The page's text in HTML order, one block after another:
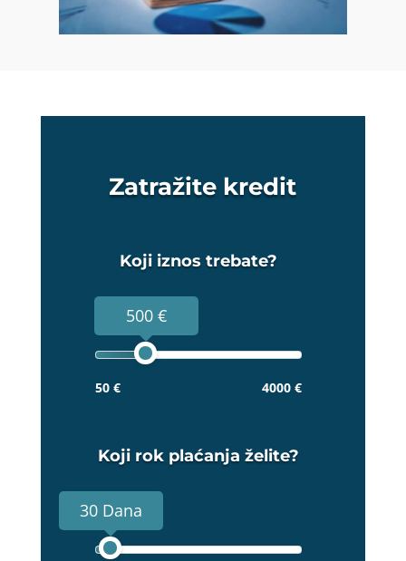
Zatražite kredit
Koji iznos trebate?
500 €
50 € 4000 €
Koji rok plaćanja želite?
30 Dana